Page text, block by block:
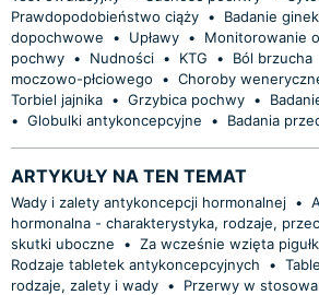
Prawdopodobieństwo ciąży • Badanie
dopochwowe
• Upławy • Monitorowanie
pochwy • Nudności • KTG • Ból brzucha
moczowo-płciowego
• Choroby
Torbiel jajnika • Grzybica pochwy •
• Globulki antykoncepcyjne • Badania
ARTYKUŁY NA TEN TEMAT
Wady i zalety antykoncepcji hormonalnej •
hormonalna - charakterystyka, rodzaje,
skutki uboczne
• Za wcześnie wzięta
Rodzaje tabletek antykoncepcyjnych
•
rodzaje, zalety i wady •
Przerwy w